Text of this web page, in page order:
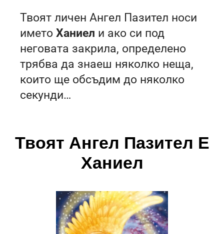
Твоят личен Ангел Пазител носи
името Ханиел и ако си под
неговата закрила, определено
трябва да знаеш няколко неща,
които ще обсъдим до няколко
секунди…
Твоят Ангел Пазител Е
Ханиел